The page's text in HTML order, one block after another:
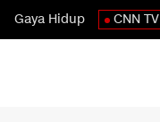
Gaya Hidup CNN TV